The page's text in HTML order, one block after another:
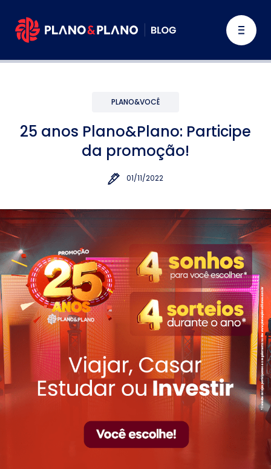
PLANO&VOCÊ
25 anos Plano&Plano: Participe
da promoção!
01/11/2022